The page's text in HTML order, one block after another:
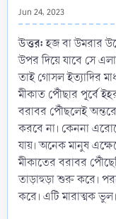
Jun 24, 2023
উত্তর:হজ বা উমরার
উপর দিয়ে যাবে সে
তাই গোসল ইত্যাদির
মীকাত পৌঁছার পূর্বে
বরাবর পৌঁছলেই
করবে না। কেননা
যায়। অনেক মানুষ
মীকাতের বরাবর
তাড়াহুড়া শুরু করে।
করে। এটি মারাত্মক ভুল।